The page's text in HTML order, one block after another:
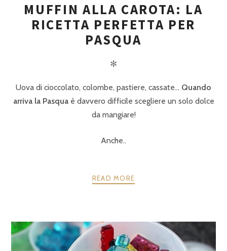
MUFFIN ALLA CAROTA: LA
RICETTA PERFETTA PER
PASQUA
✻
Uova di cioccolato, colombe, pastiere, cassate… Quando
arriva la Pasquaè davvero difficile scegliere un solo dolce
da mangiare!
Anche..
READ MORE